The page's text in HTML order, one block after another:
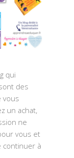
qui
des
vous
un achat,
ne
vous et
continuer à